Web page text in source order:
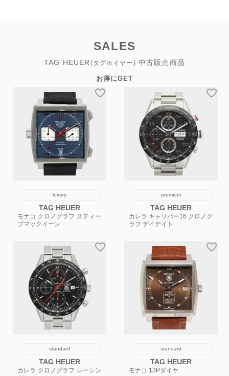
SALES
TAG HEUER (タグホイヤー) 中古販売商品
お得にGET
luxury
TAG HEUER
モナコ クロノグラフ スティー
ブマックイーン
premium
TAG HEUER
カレラ キャリバー16 クロノグ
ラフ デイデイト
standard
TAG HEUER
カレラ クロノグラフ レーシン
standard
TAG HEUER
モナコ 13Pダイヤ